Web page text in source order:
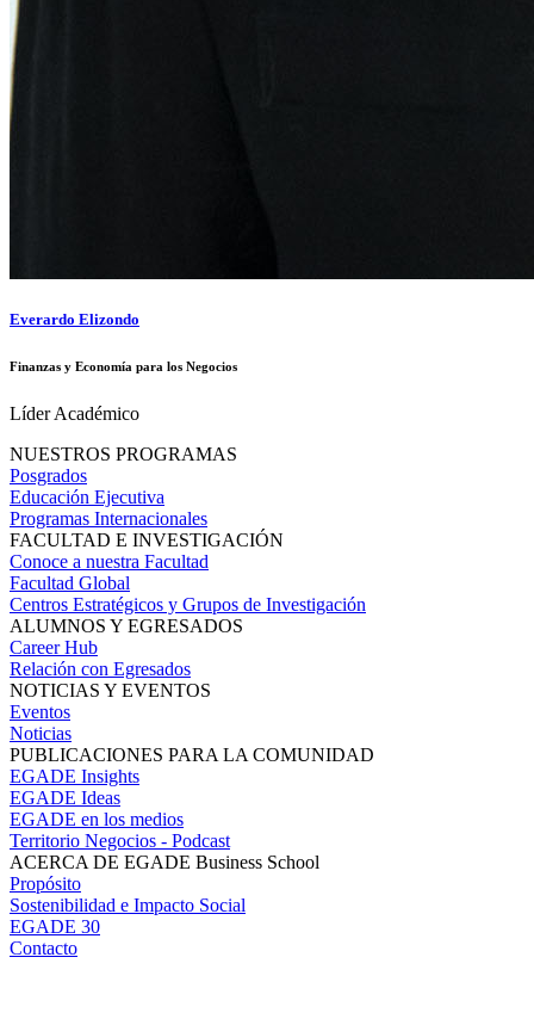
Everardo Elizondo
Finanzas y Economía para los Negocios
Líder Académico
NUESTROS PROGRAMAS
Posgrados
Educación Ejecutiva
Programas Internacionales
FACULTAD E INVESTIGACIÓN
Conoce a nuestra Facultad
Facultad Global
Centros Estratégicos y Grupos de Investigación
ALUMNOS Y EGRESADOS
Career Hub
Relación con Egresados
NOTICIAS Y EVENTOS
Eventos
Noticias
PUBLICACIONES PARA LA COMUNIDAD
EGADE Insights
EGADE Ideas
EGADE en los medios
Territorio Negocios - Podcast
ACERCA DE EGADE Business School
Propósito
Sostenibilidad e Impacto Social
EGADE 30
Contacto